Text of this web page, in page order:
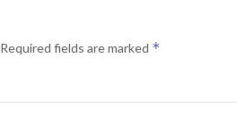
Required fields are marked *